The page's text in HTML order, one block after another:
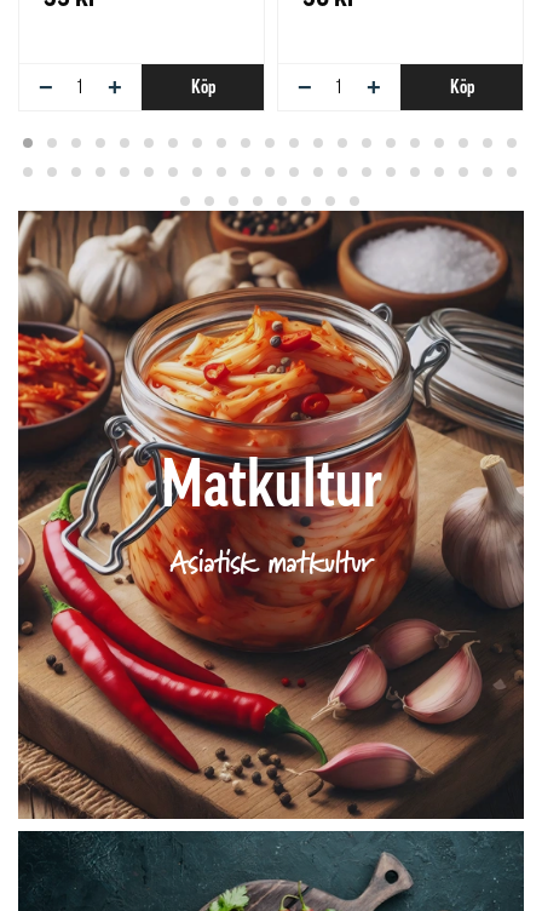
− + Köp − + Köp
Matkultur
Asiatisk matkultur